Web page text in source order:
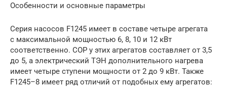
Особенности и основные параметры
Серия насосов F1245 имеет в составе четыре агрегата
с максимальной мощностью 6, 8, 10 и 12 кВт
соответственно. СОР у этих агрегатов составляет от 3,5
до 5, а электрический ТЭН дополнительного нагрева
имеет четыре ступени мощности от 2 до 9 кВт. Также
F1245–8 имеет ряд отличий от подобных ему агрегатов: